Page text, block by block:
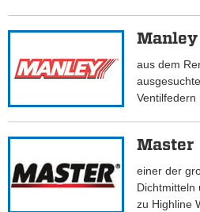
Manley
aus dem
Ventilfedern
Master
einer der
Dichtmitteln
zu Highline